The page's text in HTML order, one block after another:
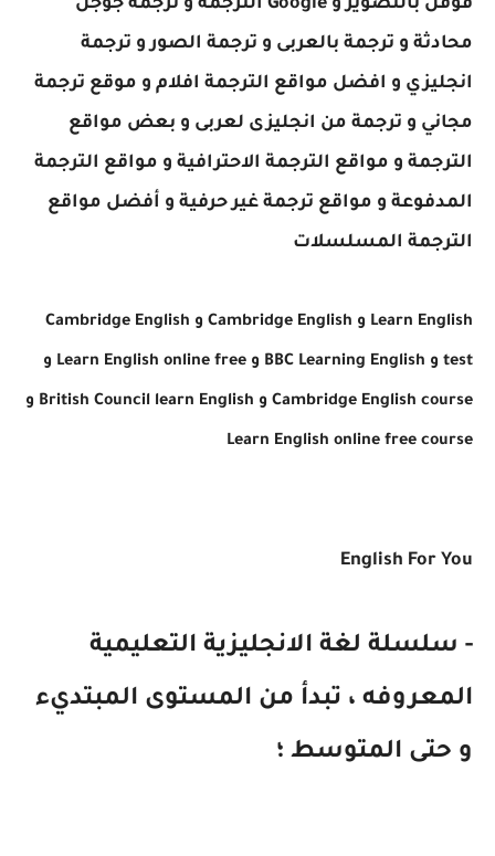
قوقل بالتصويرو Google الترجمة
و ترجمة جوجل
محادثة و ترجمة بالعربى و ترجمة الصورو ترجمة
انجليزي و افضل مواقع الترجمة افلام و موقع ترجمة
مجاني و ترجمة من انجليزى لعربى و بعض مواقع
الترجمة و مواقع الترجمة الاحترافية و مواقع الترجمة
المدفوعة و مواقع ترجمة غير حرفية و أفضل مواقع
الترجمة المسلسلات
Learn English و Cambridge English و Cambridge English
test و BBC Learning English و Learn English online free و
Cambridge English course و British Council learn English و
Learn English online free course
English For You
- سلسلة لغة الانجليزية التعليمية
المعروفه ، تبدأ من المستوى المبتديء
و حتى المتوسط ؛